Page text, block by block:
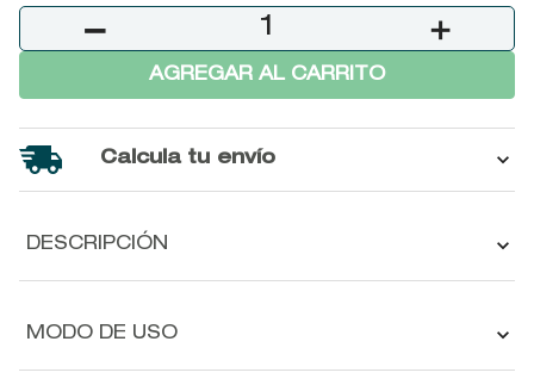
＋
－
AGREGAR AL CARRITO
Calcula tu envío
DESCRIPCIÓN
MODO DE USO